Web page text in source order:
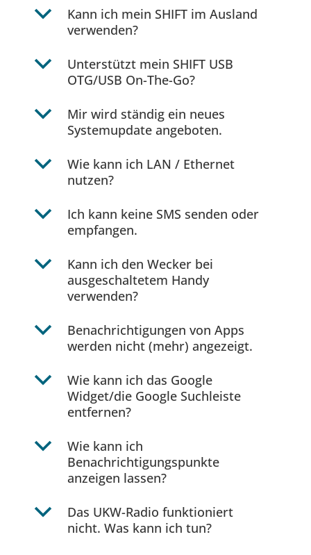
b
Kann ich mein SHIFT im Ausland
verwenden?
b
Unterstützt mein SHIFT USB
OTG/USB On-The-Go?
b
Mir wird ständig ein neues
Systemupdate angeboten.
b
Wie kann ich LAN / Ethernet
nutzen?
b
Ich kann keine SMS senden oder
empfangen.
b
Kann ich den Wecker bei
ausgeschaltetem Handy
verwenden?
b
Benachrichtigungen von Apps
werden nicht (mehr) angezeigt.
b
Wie kann ich das Google
Widget/die Google Suchleiste
entfernen?
b
Wie kann ich
Benachrichtigungspunkte
anzeigen lassen?
b
Das UKW-Radio funktioniert
nicht. Was kann ich tun?